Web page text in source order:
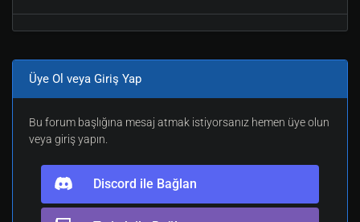
Üye Ol veya Giriş Yap
Bu forum başlığına mesaj atmak istiyorsanız hemen üye olun
veya giriş yapın.
Discord ile Bağlan